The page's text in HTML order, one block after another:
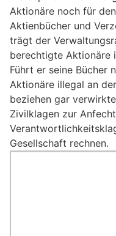
Aktionäre noch für
Aktienbücher und
trägt der
berechtigte Aktionäre
Führt er seine Bücher
Aktionäre illegal an
beziehen gar
Zivilklagen zur
Gesellschaft rechnen.